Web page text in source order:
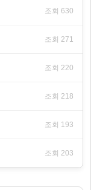
조회 630
조회 271
조회 220
조회 218
조회 193
조회 203